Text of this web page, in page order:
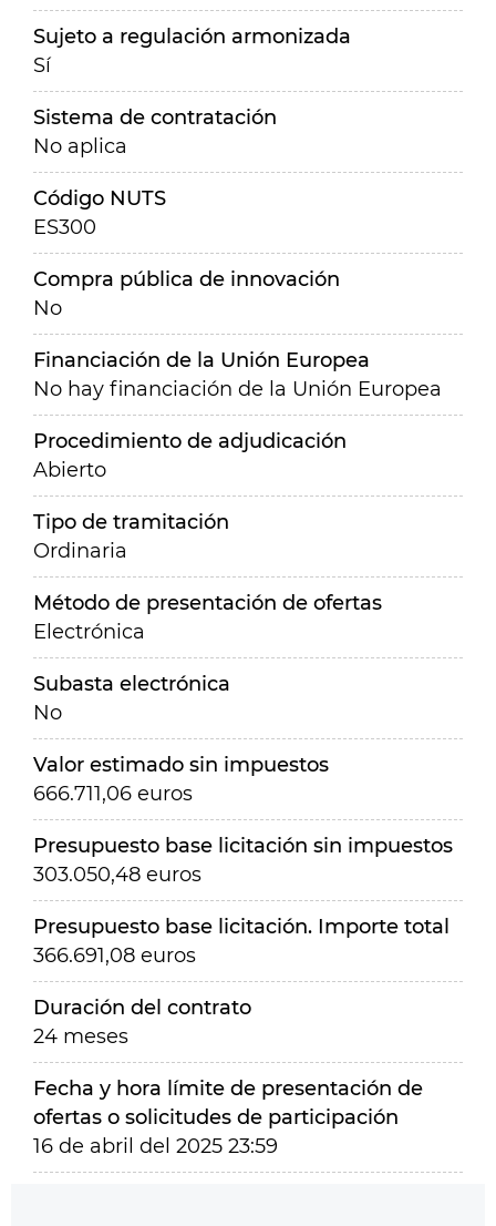
Sujeto a regulación armonizada
Sí
Sistema de contratación
No aplica
Código NUTS
ES300
Compra pública de innovación
No
Financiación de la Unión Europea
No hay financiación de la Unión Europea
Procedimiento de adjudicación
Abierto
Tipo de tramitación
Ordinaria
Método de presentación de ofertas
Electrónica
Subasta electrónica
No
Valor estimado sin impuestos
666.711,06 euros
Presupuesto base licitación sin impuestos
303.050,48 euros
Presupuesto base licitación. Importe total
366.691,08 euros
Duración del contrato
24 meses
Fecha y hora límite de presentación de
ofertas o solicitudes de participación
16 de abril del 2025 23:59